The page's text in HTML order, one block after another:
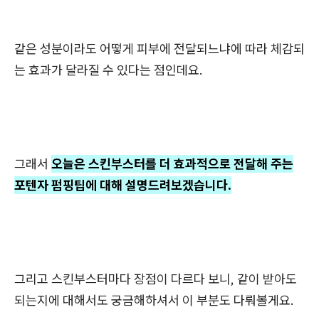
같은 성분이라도 어떻게 피부에 전달되느냐에 따라 체감되
는 효과가 달라질 수 있다는 점인데요.
그래서 오늘은 스킨부스터를 더 효과적으로 전달해 주는
포텐자 펌핑팁에 대해 설명드려보겠습니다.
그리고 스킨부스터마다 장점이 다르다 보니, 같이 받아도
되는지에 대해서도 궁금해하셔서 이 부분도 다뤄볼게요.